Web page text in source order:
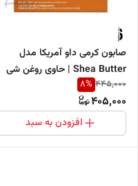
صابون کرمی داو آمریکا مدل
Shea Butter | حاوی روغن شی
باتر و رایحه وانیل
445,000
8%
405,000
افزودن به سبد